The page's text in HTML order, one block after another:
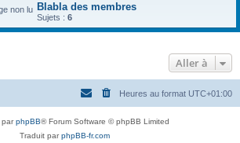
Blabla des membres
Sujets : 6
Aller à
Heures au format UTC+01:00
parphpBB® Forum Software © phpBB Limited
Traduit parphpBB-fr.com